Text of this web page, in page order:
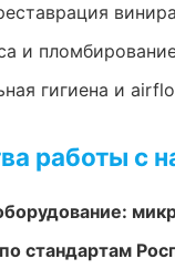
и
гигиена и
работы с
стандартам